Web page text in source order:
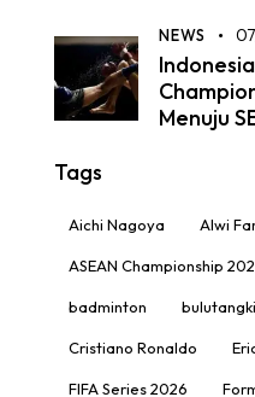
NEWS
Menuju
Tags
Aichi Nagoya Alwi
ASEAN Championship
badminton
Cristiano Ronaldo
FIFA Series 2026